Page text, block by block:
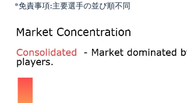
*免責事項:主要選手の並び順不同